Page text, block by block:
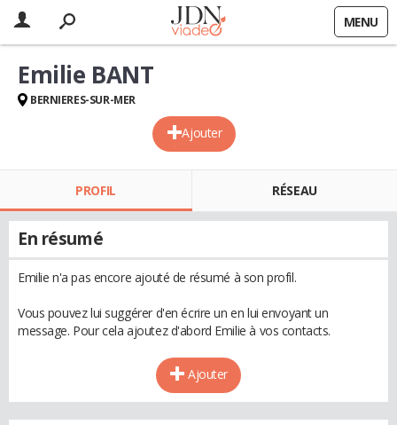
MENU
Ajouter
Emilie BANT
BERNIERES-SUR-MER
PROFIL RÉSEAU
En résumé
Emilie n'a pas encore ajouté de résumé à son profil.
Vous pouvez lui suggérer d'en écrire un en lui envoyant un
message. Pour cela ajoutez d'abord Emilie à vos contacts.
Ajouter